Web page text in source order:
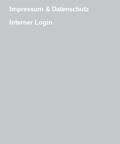
Impressum & Datenschutz
Interner Login